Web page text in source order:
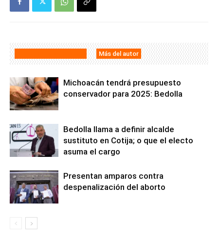
Más del autor
Michoacán tendrá presupuesto
conservador para 2025: Bedolla
Bedolla llama a definir alcalde
sustituto en Cotija; o que el electo
asuma el cargo
Presentan amparos contra
despenalización del aborto